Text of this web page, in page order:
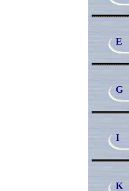
E
G
I
K